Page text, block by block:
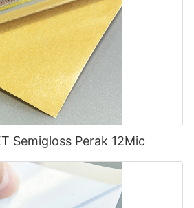
Semigloss Perak 12Mic